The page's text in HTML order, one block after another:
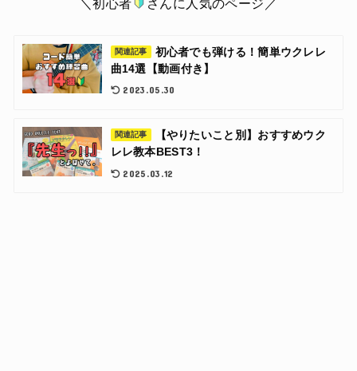
＼初心者 さんに人気のページ／
関連記事
初心者でも弾ける！簡単ウクレレ
曲14選【動画付き】
2023.05.30
関連記事
【やりたいこと別】おすすめウク
レレ教本BEST3！
2025.03.12